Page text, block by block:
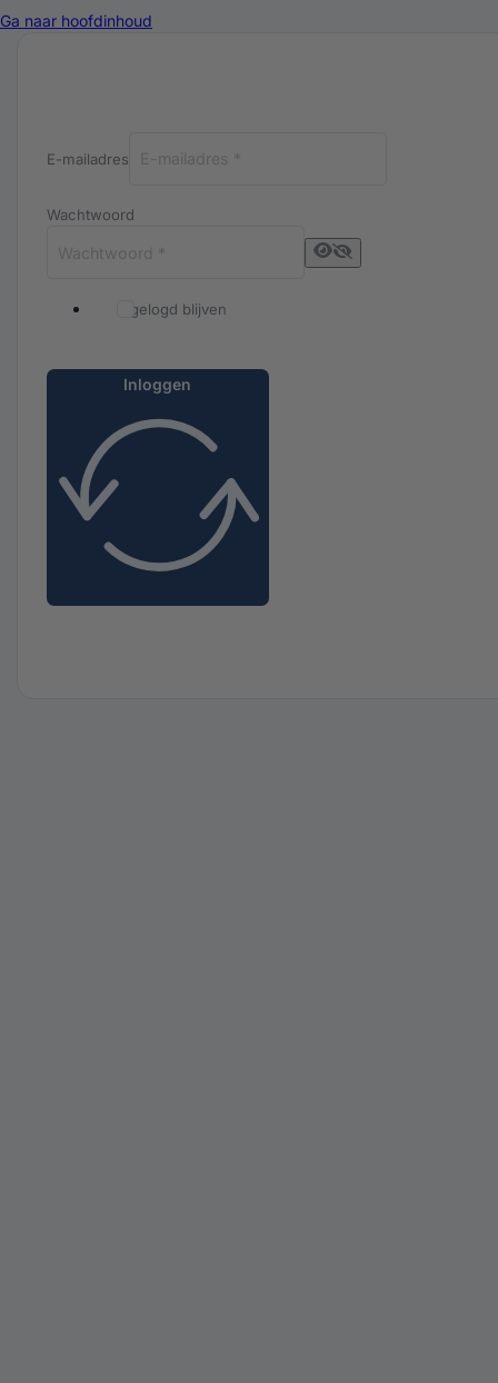
Ga naar hoofdinhoud
Inloggen bij Luxuriq
E-mailadres
Wachtwoord
Ingelogd blijven
Inloggen